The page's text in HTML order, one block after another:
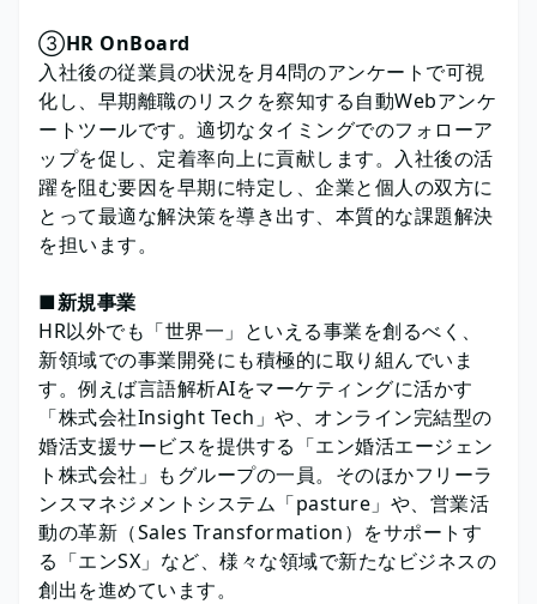
③HR OnBoard
入社後の従業員の状況を月4問のアンケートで可視
化し、早期離職のリスクを察知する自動Webアンケ
ートツールです。適切なタイミングでのフォローア
ップを促し、定着率向上に貢献します。入社後の活
躍を阻む要因を早期に特定し、企業と個人の双方に
とって最適な解決策を導き出す、本質的な課題解決
を担います。
■新規事業
HR以外でも「世界一」といえる事業を創るべく、
新領域での事業開発にも積極的に取り組んでいま
す。例えば言語解析AIをマーケティングに活かす
「株式会社Insight Tech」や、オンライン完結型の
婚活支援サービスを提供する「エン婚活エージェン
ト株式会社」もグループの一員。そのほかフリーラ
ンスマネジメントシステム「pasture」や、営業活
動の革新（Sales Transformation）をサポートす
る「エンSX」など、様々な領域で新たなビジネスの
創出を進めています。